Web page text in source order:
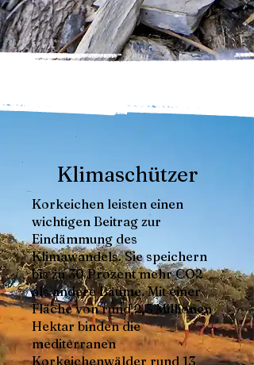
Klimaschützer
Korkeichen leisten einen
wichtigen Beitrag zur
Eindämmung des
Klimawandels. Sie speichern
bis zu 30 Prozent mehr CO2
als andere Bäume. Mit einer
Fläche von rund 2,3 Millionen
Hektar binden die
mediterranen
Korkeichenwälder rund 13